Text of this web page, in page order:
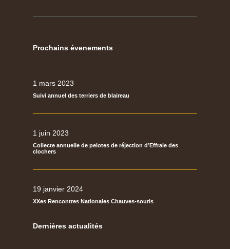
Prochains évenements
1 mars 2023
Suivi annuel des terriers de blaireau
1 juin 2023
Collecte annuelle de pelotes de réjection d’Effraie des
clochers
19 janvier 2024
XXes Rencontres Nationales Chauves-souris
Dernières actualités